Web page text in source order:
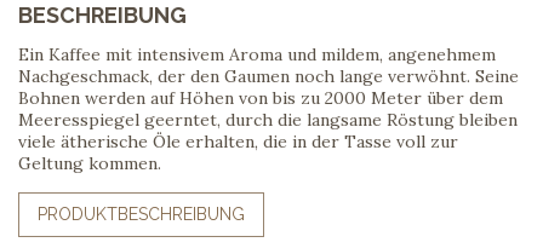
BESCHREIBUNG
Ein Kaffee mit intensivem Aroma und mildem, angenehmem
Nachgeschmack, der den Gaumen noch lange verwöhnt. Seine
Bohnen werden auf Höhen von bis zu 2000 Meter über dem
Meeresspiegel geerntet, durch die langsame Röstung bleiben
viele ätherische Öle erhalten, die in der Tasse voll zur
Geltung kommen.
PRODUKTBESCHREIBUNG